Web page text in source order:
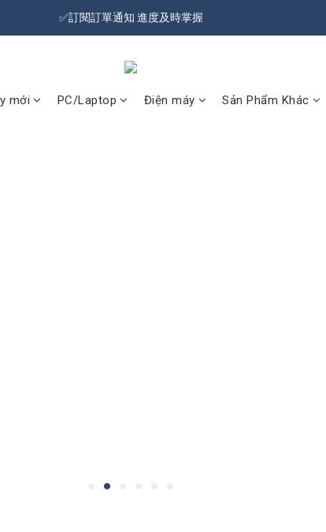
hội viên tặng ngay 100 NTD ưu đãi🔥Freeship từ 599 NTD  🚛
✅訂閱訂單通知 進度及時掌握
mới PC/Laptop Điện máy Sản Phẩm Khác